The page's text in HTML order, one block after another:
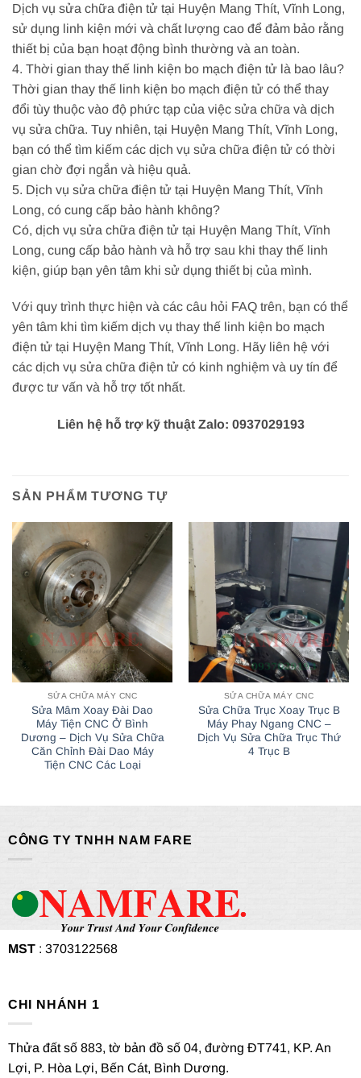
Dịch vụ sửa chữa điện tử tại Huyện Mang Thít, Vĩnh Long,
sử dụng linh kiện mới và chất lượng cao để đảm bảo rằng
thiết bị của bạn hoạt động bình thường và an toàn.
4. Thời gian thay thế linh kiện bo mạch điện tử là bao lâu?
Thời gian thay thế linh kiện bo mạch điện tử có thể thay
đổi tùy thuộc vào độ phức tạp của việc sửa chữa và dịch
vụ sửa chữa. Tuy nhiên, tại Huyện Mang Thít, Vĩnh Long,
bạn có thể tìm kiếm các dịch vụ sửa chữa điện tử có thời
gian chờ đợi ngắn và hiệu quả.
5. Dịch vụ sửa chữa điện tử tại Huyện Mang Thít, Vĩnh
Long, có cung cấp bảo hành không?
Có, dịch vụ sửa chữa điện tử tại Huyện Mang Thít, Vĩnh
Long, cung cấp bảo hành và hỗ trợ sau khi thay thế linh
kiện, giúp bạn yên tâm khi sử dụng thiết bị của mình.
Với quy trình thực hiện và các câu hỏi FAQ trên, bạn có thể
yên tâm khi tìm kiếm dịch vụ thay thế linh kiện bo mạch
điện tử tại Huyện Mang Thít, Vĩnh Long. Hãy liên hệ với
các dịch vụ sửa chữa điện tử có kinh nghiệm và uy tín để
được tư vấn và hỗ trợ tốt nhất.
Liên hệ hỗ trợ kỹ thuật Zalo: 0937029193
SẢN PHẨM TƯƠNG TỰ
SỬA CHỮA MÁY CNC
Sửa Mâm Xoay Đài Dao
Máy Tiện CNC Ở Bình
Dương – Dịch Vụ Sửa Chữa
Căn Chỉnh Đài Dao Máy
Tiện CNC Các Loại
SỬA CHỮA MÁY CNC
Sửa Chữa Trục Xoay Trục B
Máy Phay Ngang CNC –
Dịch Vụ Sửa Chữa Trục Thứ
4 Trục B
CÔNG TY TNHH NAM FARE
MST: 3703122568
CHI NHÁNH 1
Thửa đất số 883, tờ bản đồ số 04, đường ĐT741, KP. An
Lợi, P. Hòa Lợi, Bến Cát, Bình Dương.